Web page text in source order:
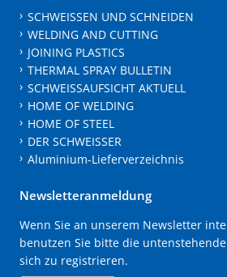
SCHWEISSEN UND SCHNEIDEN
WELDING AND CUTTING
JOINING PLASTICS
THERMAL SPRAY BULLETIN
SCHWEISSAUFSICHT AKTUELL
HOME OF WELDING
HOME OF STEEL
DER SCHWEISSER
Aluminium-Lieferverzeichnis
Newsletteranmeldung
Wenn Sie an unserem Newsletter
benutzen Sie bitte die
sich zu registrieren.